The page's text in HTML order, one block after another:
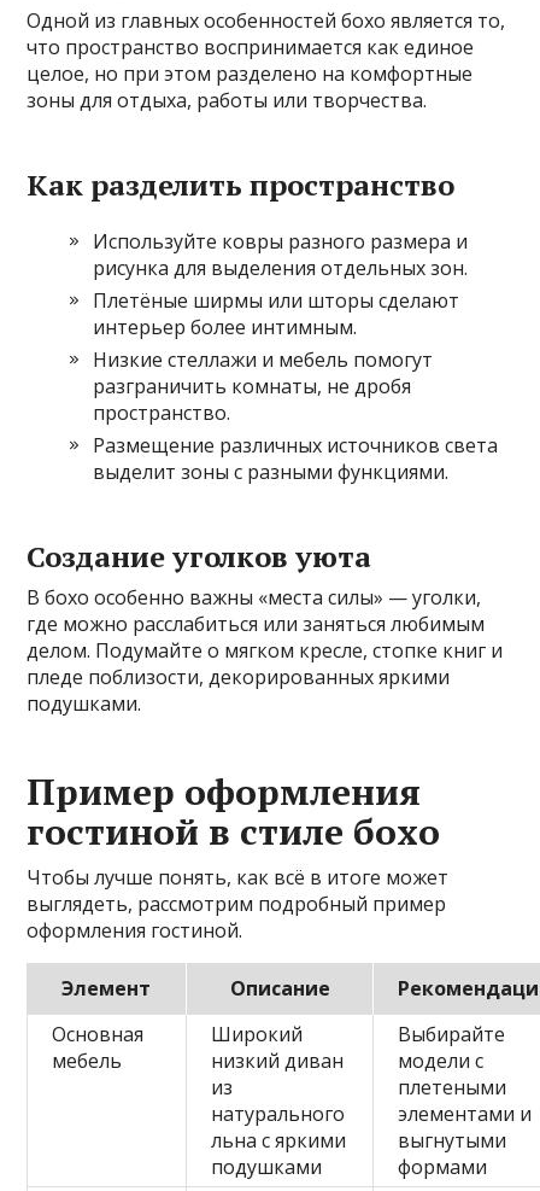
Одной из главных особенностей бохо является то,
что пространство воспринимается как единое
целое, но при этом разделено на комфортные
зоны для отдыха, работы или творчества.
Как разделить пространство
Используйте ковры разного размера и
рисунка для выделения отдельных зон.
Плетёные ширмы или шторы сделают
интерьер более интимным.
Низкие стеллажи и мебель помогут
разграничить комнаты, не дробя
пространство.
Размещение различных источников света
выделит зоны с разными функциями.
Создание уголков уюта
В бохо особенно важны «места силы» — уголки,
где можно расслабиться или заняться любимым
делом. Подумайте о мягком кресле, стопке книг и
пледе поблизости, декорированных яркими
подушками.
Пример оформления
гостиной в стиле бохо
Чтобы лучше понять, как всё в итоге может
выглядеть, рассмотрим подробный пример
оформления гостиной.
Элемент Описание
Основная
мебель
Широкий
низкий диван
из
натурального
льна с яркими
подушками
Выбирайте
модели с
плетеными
элементами и
выгнутыми
формами